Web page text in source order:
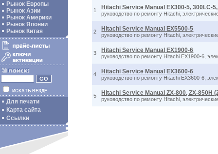
Рынок Европы
Рынок Азии
Рынок Америки
Рынок Японии
Рынок Китая
ИСКАТЬ ВЕЗДЕ
Для печати
Карта сайта
Ссылки
1 Hitachi Service Manual EX300-5, 300LC-
руководство по ремонту Hitachi,
2 Hitachi Service Manual EX5500-5
руководство по ремонту Hitachi,
3 Hitachi Service Manual EX1900-6
руководство по ремонту Hitachi EX1900-6,
4 Hitachi Service Manual EX3600-6
руководство по ремонту Hitachi EX3600-6,
5 Hitachi Service Manual ZX-800, ZX-850H
руководство по ремонту Hitachi,